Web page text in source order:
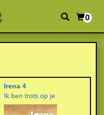
0
Irena 4
Ik ben trots op je